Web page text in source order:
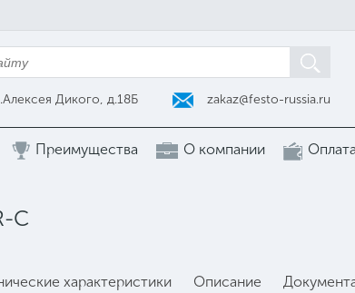
Дикого, д.18Б zakaz@festo-russia.ru
Преимущества О компании Оплата
C
характеристики Описание